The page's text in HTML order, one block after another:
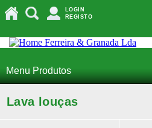
LOGIN
REGISTO
Menu Produtos
Lava louças